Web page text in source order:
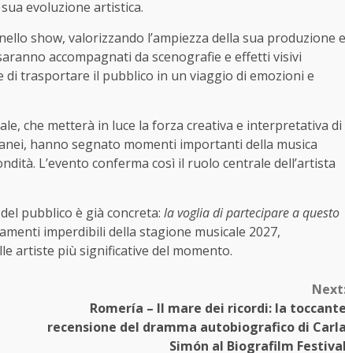
evoluzione artistica.
show, valorizzando l’ampiezza della sua produzione e
accompagnati da scenografie e effetti visivi
di trasportare il pubblico in un viaggio di emozioni e
che metterà in luce la forza creativa e interpretativa di
hanno segnato momenti importanti della musica
L’evento conferma così il ruolo centrale dell’artista
pubblico è già concreta: la voglia di partecipare a questo
imperdibili della stagione musicale 2027,
artiste più significative del momento.
Romería – Il mare dei ricordi: la toccante
recensione del dramma autobiografico di Carla
Simón al Biografilm Festival